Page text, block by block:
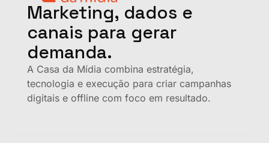
Marketing, dados e
canais para gerar
demanda.
A Casa da Mídia combina estratégia,
tecnologia e execução para criar campanhas
digitais e offline com foco em resultado.